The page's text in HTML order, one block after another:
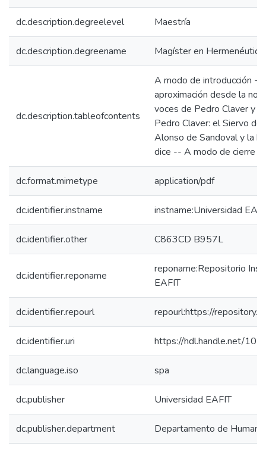
dc.description.degreelevel Maestría
dc.description.degreename Magíster en
dc.description.tableofcontents
A modo de introducción --
aproximación desde la
voces de Pedro Claver y
Pedro Claver: el Siervo
Alonso de Sandoval y la
dice -- A modo de cierre
dc.format.mimetype application/pdf
dc.identifier.instname instname:Universidad
dc.identifier.other C863CD B957L
dc.identifier.reponame
reponame:Repositorio
EAFIT
dc.identifier.repourl repourl:https://
dc.identifier.uri https://hdl.handle.net/
dc.language.iso spa
dc.publisher Universidad EAFIT
dc.publisher.department Departamento de